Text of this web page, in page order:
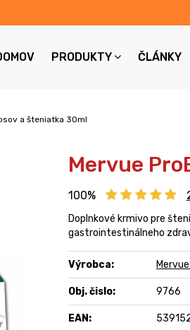
PRODUKTY ČLÁNKY
a šteniatka 30ml
Mervue
100%
Doplnkové krmivo pre
gastrointestinálneho
Výrobca:
Obj. čislo: 9766
EAN: